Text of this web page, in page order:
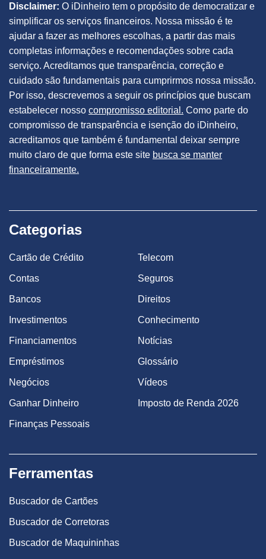
Disclaimer: O iDinheiro tem o propósito de democratizar e
simplificar os serviços financeiros. Nossa missão é te
ajudar a fazer as melhores escolhas, a partir das mais
completas informações e recomendações sobre cada
serviço. Acreditamos que transparência, correção e
cuidado são fundamentais para cumprirmos nossa missão.
Por isso, descrevemos a seguir os princípios que buscam
estabelecer nosso compromisso editorial. Como parte do
compromisso de transparência e isenção do iDinheiro,
acreditamos que também é fundamental deixar sempre
muito claro de que forma este site busca se manter
financeiramente.
Categorias
Cartão de Crédito
Contas
Bancos
Investimentos
Financiamentos
Empréstimos
Negócios
Ganhar Dinheiro
Finanças Pessoais
Telecom
Seguros
Direitos
Conhecimento
Notícias
Glossário
Vídeos
Imposto de Renda 2026
Ferramentas
Buscador de Cartões
Buscador de Corretoras
Buscador de Maquininhas